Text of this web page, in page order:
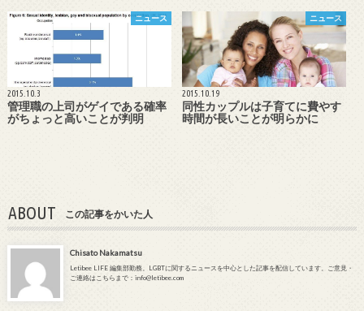
ニュース
2015.10.3
管理職の上司がゲイである確率
がちょっと高いことが判明
ニュース
2015.10.19
同性カップルは子育てに費やす
時間が長いことが明らかに
ABOUT この記事をかいた人
Chisato Nakamatsu
Letibee LIFE 編集部勤務。LGBTに関するニュースを中心とした記事を配信しています。ご意見・
ご連絡はこちらまで：info@letibee.com